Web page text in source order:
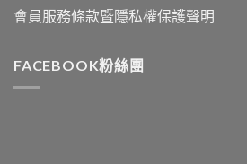
會員服務條款暨隱私權保護聲明
FACEBOOK粉絲團